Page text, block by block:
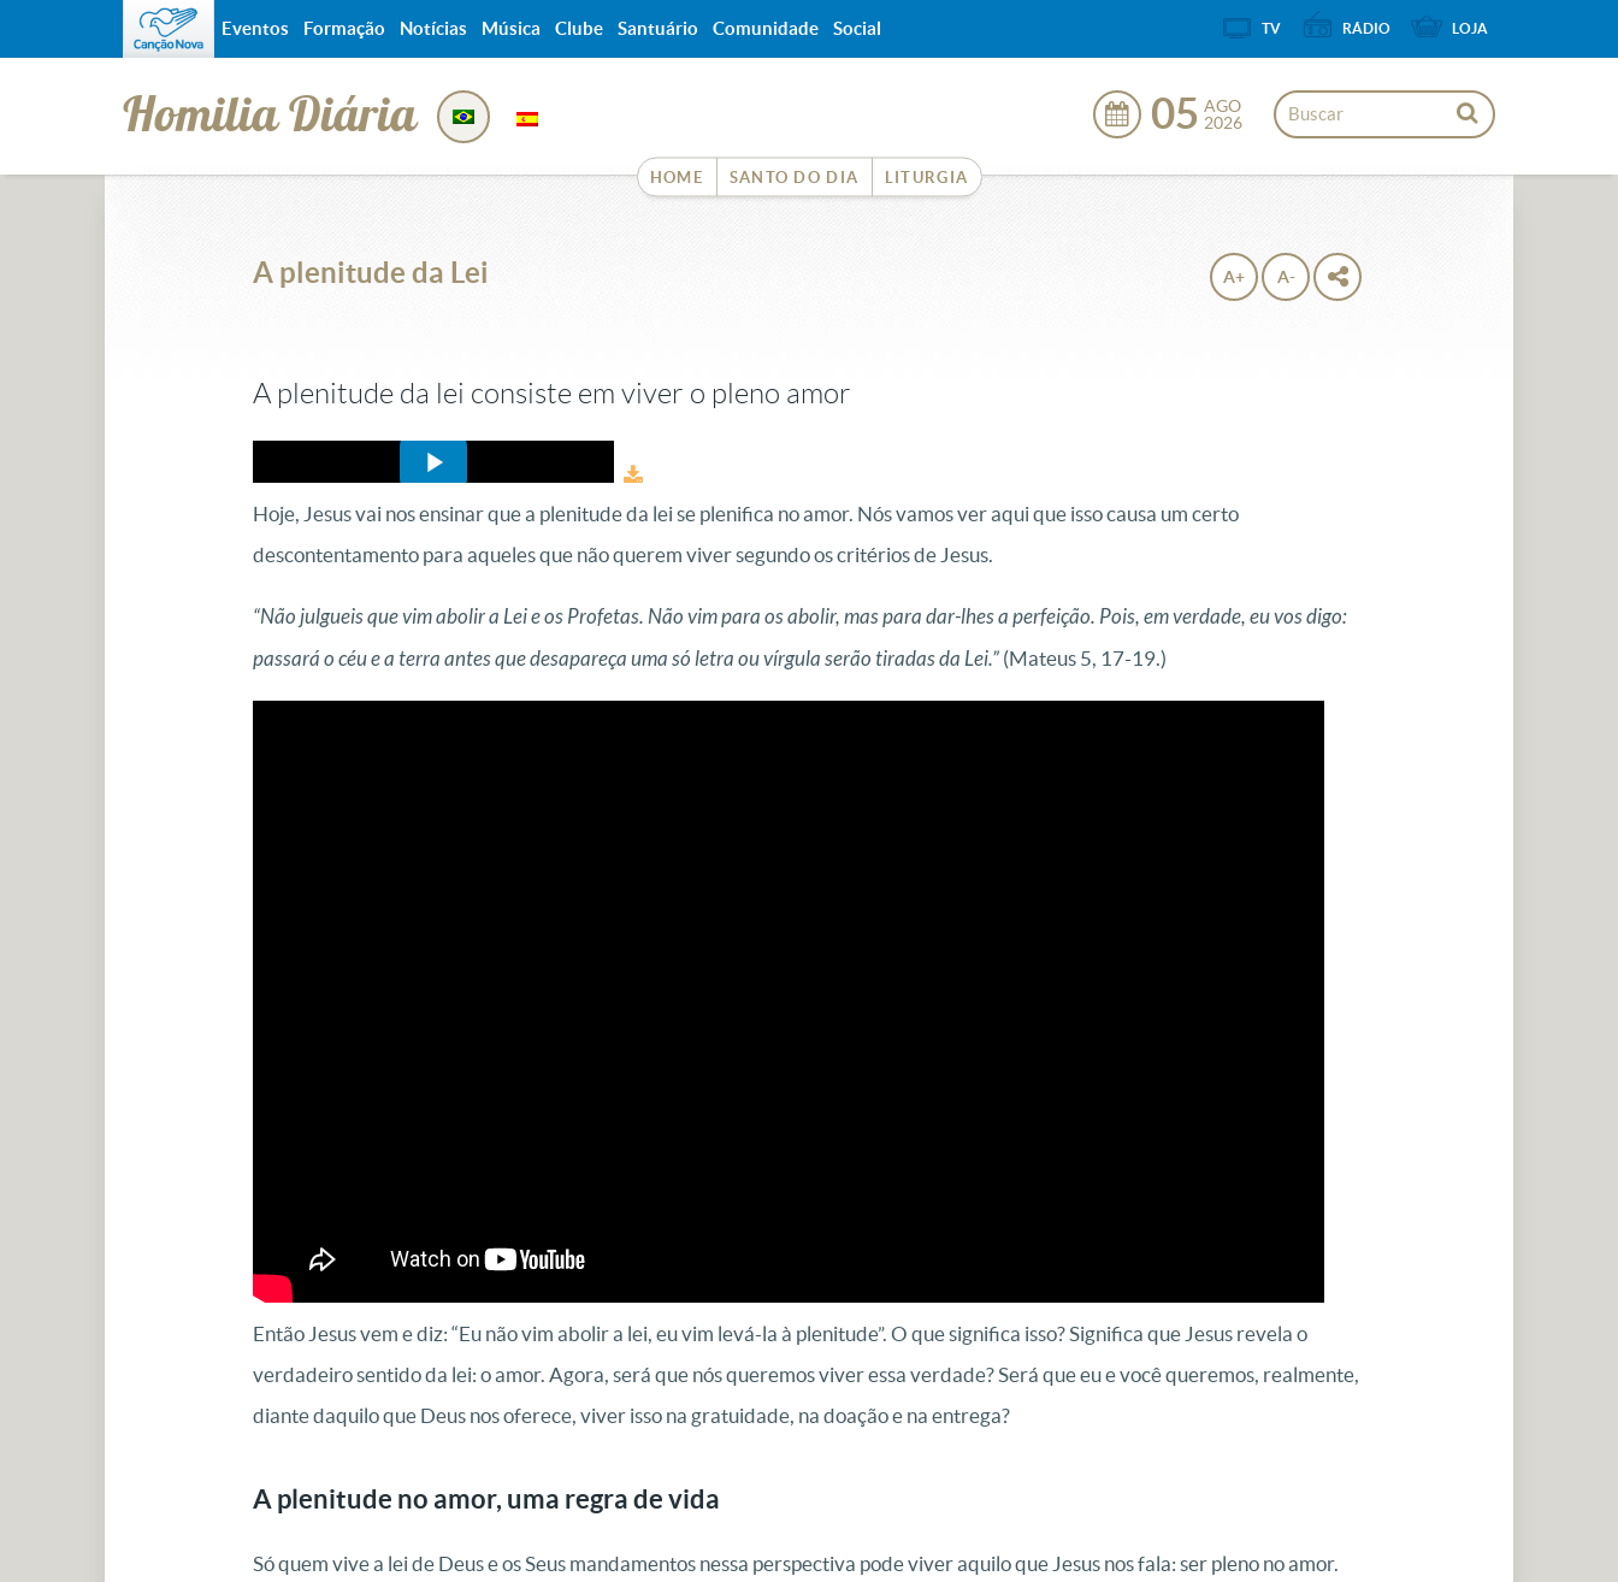
Homilia Diária
HOME SANTO DO DIA LITURGIA
05 AGO
2026
A plenitude da Lei A+ A-
A plenitude da lei consiste em viver o pleno amor
Hoje, Jesus vai nos ensinar que a plenitude da lei se plenifica no amor. Nós vamos ver aqui que isso causa um certo
descontentamento para aqueles que não querem viver segundo os critérios de Jesus.
“Não julgueis que vim abolir a Lei e os Profetas. Não vim para os abolir, mas para dar-lhes a perfeição. Pois, em verdade, eu vos digo:
passará o céu e a terra antes que desapareça uma só letra ou vírgula serão tiradas da Lei.”(Mateus 5, 17-19.)
Então Jesus vem e diz: “Eu não vim abolir a lei, eu vim levá-la à plenitude”. O que significa isso? Significa que Jesus revela o
verdadeiro sentido da lei: o amor. Agora, será que nós queremos viver essa verdade? Será que eu e você queremos, realmente,
diante daquilo que Deus nos oferece, viver isso na gratuidade, na doação e na entrega?
A plenitude no amor, uma regra de vida
Só quem vive a lei de Deus e os Seus mandamentos nessa perspectiva pode viver aquilo que Jesus nos fala: ser pleno no amor.
Eventos Formação Notícias Música Clube Santuário Comunidade Social TV RÁDIO LOJA